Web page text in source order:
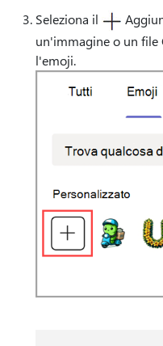
Seleziona il
un'immagine o un file